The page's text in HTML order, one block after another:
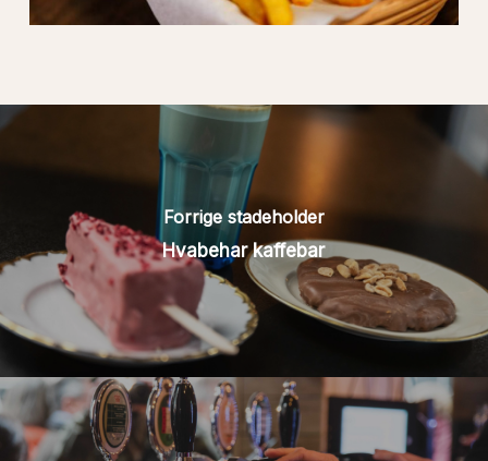
Forrige stadeholder
Hvabehar kaffebar